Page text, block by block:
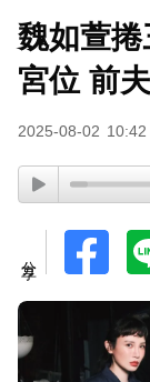
魏如萱
宮位 前
2025-08-02 10:42